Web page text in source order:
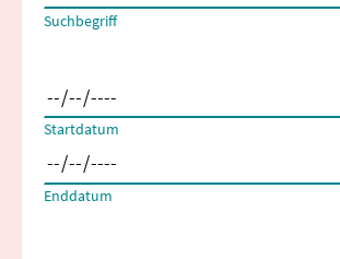
Es erscheinen Suchvorschläge, wenn
Suchbegriff
Startdatum
Enddatum